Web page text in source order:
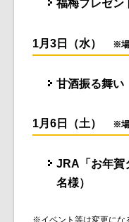
福梅プレゼン
1月3日（水） ※場
甘酒振る舞い
1月6日（土） ※場
JRA「お年賀
名様）
※イベント等は変更にな